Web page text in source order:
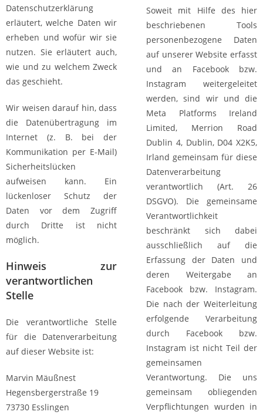
Datenschutzerklärung
erläutert, welche Daten wir
erheben und wofür wir sie
nutzen. Sie erläutert auch,
wie und zu welchem Zweck
das geschieht.
Wir weisen darauf hin, dass
die Datenübertragung im
Internet (z. B. bei der
Kommunikation per E-Mail)
Sicherheitslücken
aufweisen kann. Ein
lückenloser Schutz der
Daten vor dem Zugriff
durch Dritte ist nicht
möglich.
Hinweis zur
verantwortlichen
Stelle
Die verantwortliche Stelle
für die Datenverarbeitung
auf dieser Website ist:
Marvin Mäußnest
Hegensbergerstraße 19
73730 Esslingen
Soweit mit Hilfe des hier
beschriebenen Tools
personenbezogene Daten
auf unserer Website erfasst
und an Facebook bzw.
Instagram weitergeleitet
werden, sind wir und die
Meta Platforms Ireland
Limited, Merrion Road
Dublin 4, Dublin, D04 X2K5,
Irland gemeinsam für diese
Datenverarbeitung
verantwortlich (Art. 26
DSGVO). Die gemeinsame
Verantwortlichkeit
beschränkt sich dabei
ausschließlich auf die
Erfassung der Daten und
deren Weitergabe an
Facebook bzw. Instagram.
Die nach der Weiterleitung
erfolgende Verarbeitung
durch Facebook bzw.
Instagram ist nicht Teil der
gemeinsamen
Verantwortung. Die uns
gemeinsam obliegenden
Verpflichtungen wurden in